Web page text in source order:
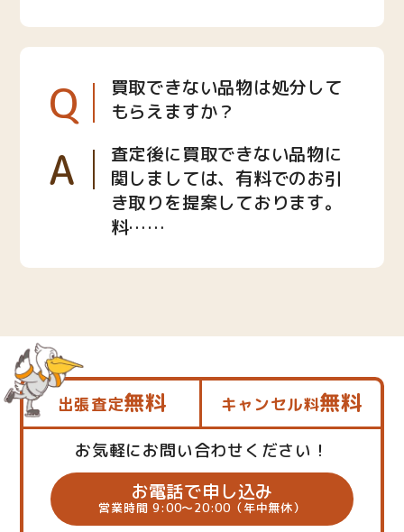
Q
買取できない品物は処分して
もらえますか？
A
査定後に買取できない品物に
関しましては、有料でのお引
き取りを提案しております。
料……
出張査定無料 キャンセル料無料
お気軽にお問い合わせください！
お電話で申し込み
営業時間 9:00～20:00（年中無休）